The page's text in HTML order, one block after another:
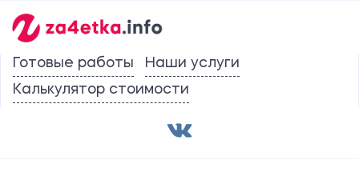
Готовые работы
Наши услуги
Калькулятор стоимости